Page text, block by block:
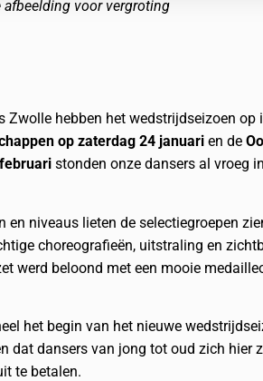
afbeelding voor vergroting
Zwolle hebben het wedstrijdseizoen
op zaterdag 24 januari en de
stonden onze dansers al vroeg
en niveaus lieten de selectiegroepen
choreografieën, uitstraling en
werd beloond met een mooie
het begin van het nieuwe
dat dansers van jong tot oud zich hier
te betalen.